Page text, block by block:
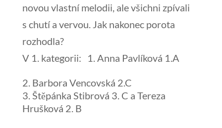
novou vlastní melodii, ale všichni zpívali
s chutí a vervou. Jak nakonec porota
rozhodla?
V 1. kategorii: 1. Anna Pavlíková 1.A
Barbora Vencovská 2.C
Štěpánka Stibrová 3. C a Tereza
Hrušková 2. B